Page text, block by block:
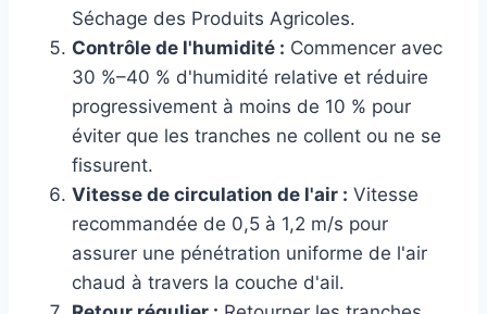
Séchage des Produits Agricoles.
Contrôle de l'humidité : Commencer avec
30 %–40 % d'humidité relative et réduire
progressivement à moins de 10 % pour
éviter que les tranches ne collent ou ne se
fissurent.
Vitesse de circulation de l'air : Vitesse
recommandée de 0,5 à 1,2 m/s pour
assurer une pénétration uniforme de l'air
chaud à travers la couche d'ail.